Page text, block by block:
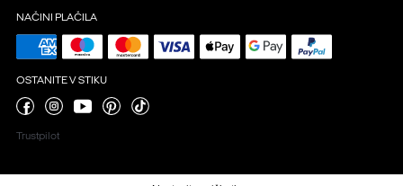
NAČINI PLAČILA
OSTANITE V STIKU
Trustpilot